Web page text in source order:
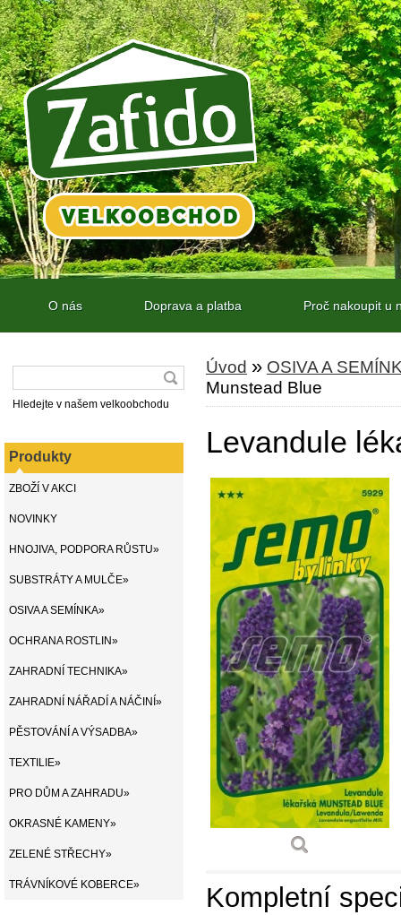
O nás Doprava a platba Proč nakoupit u
Hledejte v našem velkoobchodu
Produkty
ZBOŽÍ V AKCI
NOVINKY
HNOJIVA, PODPORA RŮSTU»
SUBSTRÁTY A MULČE»
OSIVA A SEMÍNKA»
OCHRANA ROSTLIN»
ZAHRADNÍ TECHNIKA»
ZAHRADNÍ NÁŘADÍ A NÁČINÍ»
PĚSTOVÁNÍ A VÝSADBA»
TEXTILIE»
PRO DŮM A ZAHRADU»
OKRASNÉ KAMENY»
ZELENÉ STŘECHY»
TRÁVNÍKOVÉ KOBERCE»
Úvod » OSIVA A
Munstead Blue
Levandule
Kompletní